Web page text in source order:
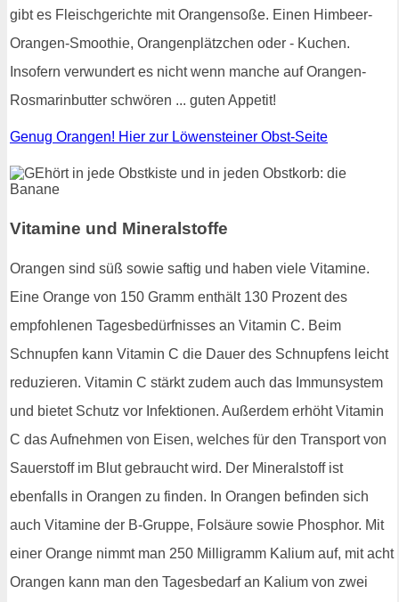
gibt es Fleischgerichte mit Orangensoße. Einen Himbeer-
Orangen-Smoothie, Orangenplätzchen oder - Kuchen.
Insofern verwundert es nicht wenn manche auf Orangen-
Rosmarinbutter schwören ... guten Appetit!
Genug Orangen! Hier zur Löwensteiner Obst-Seite
Vitamine und Mineralstoffe
Orangen sind süß sowie saftig und haben viele Vitamine.
Eine Orange von 150 Gramm enthält 130 Prozent des
empfohlenen Tagesbedürfnisses an Vitamin C. Beim
Schnupfen kann Vitamin C die Dauer des Schnupfens leicht
reduzieren. Vitamin C stärkt zudem auch das Immunsystem
und bietet Schutz vor Infektionen. Außerdem erhöht Vitamin
C das Aufnehmen von Eisen, welches für den Transport von
Sauerstoff im Blut gebraucht wird. Der Mineralstoff ist
ebenfalls in Orangen zu finden. In Orangen befinden sich
auch Vitamine der B-Gruppe, Folsäure sowie Phosphor. Mit
einer Orange nimmt man 250 Milligramm Kalium auf, mit acht
Orangen kann man den Tagesbedarf an Kalium von zwei